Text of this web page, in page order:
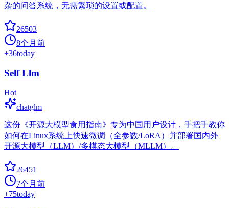
杂的问答系统，无需繁琐的设置或配置。
26503
8个月前
+36today
Self Llm
Hot
chatglm
这份《开源大模型食用指南》专为中国用户设计，手把手教你
如何在Linux系统上快速微调（全参数/LoRA）并部署国内外
开源大模型（LLM）/多模态大模型（MLLM）。
26451
7个月前
+75today